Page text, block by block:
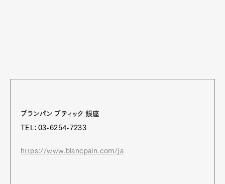
ブランパン ブティック 銀座
TEL：03-6254-7233
https://www.blancpain.com/ja